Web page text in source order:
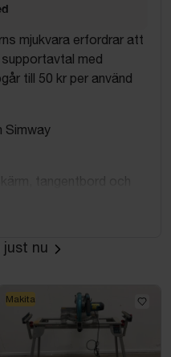
mjukvara erfordrar att
med
till 50 kr per använd
Simway
tangentbord och
i originalförpackning
och två med
just nu
Makita